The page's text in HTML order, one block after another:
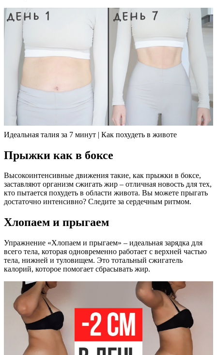
Идеальная талия за 7 минут | Как похудеть в животе
Прыжки как в боксе
Высокоинтенсивные движения такие, как прыжки в боксе,
заставляют организм сжигать жир – отличная новость для тех,
кто пытается похудеть в области живота. Вы можете прыгать
достаточно интенсивно? Следите за сердечным ритмом.
Хлопаем и прыгаем
Упражнение «Хлопаем и прыгаем» – идеальная зарядка для
всего тела, которая одновременно работает с верхней частью
тела, нижней и туловищем. Это тотальный сжигатель
калорий, которое помогает сбрасывать жир.